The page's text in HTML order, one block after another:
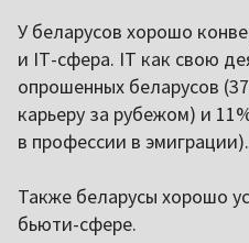
У беларусов хорошо
и IТ-сфера. IТ как свою
опрошенных беларусов
карьеру за рубежом) и
в профессии в эмиграции).
Также беларусы хорошо
бьюти-сфере.